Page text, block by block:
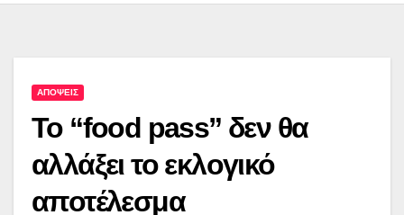
ΑΠΟΨΕΙΣ
Το “food pass” δεν θα
αλλάξει το εκλογικό
αποτέλεσμα